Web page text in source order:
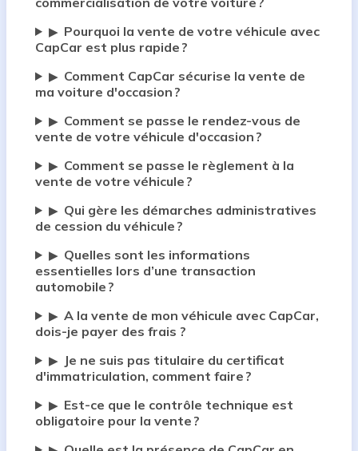
▶ Pourquoi la vente de votre véhicule avec
CapCar est plus rapide ?
▶ Comment CapCar sécurise la vente de
ma voiture d'occasion ?
▶ Comment se passe le rendez-vous de
vente de votre véhicule d'occasion ?
▶ Comment se passe le règlement à la
vente de votre véhicule ?
▶ Qui gère les démarches administratives
de cession du véhicule ?
▶ Quelles sont les informations
essentielles lors d’une transaction
automobile ?
▶ A la vente de mon véhicule avec CapCar,
dois-je payer des frais ?
▶
Je ne suis pas titulaire du certificat
d'immatriculation, comment faire ?
▶ Est-ce que le contrôle technique est
obligatoire pour la vente ?